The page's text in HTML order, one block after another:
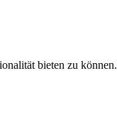
bieten zu können.